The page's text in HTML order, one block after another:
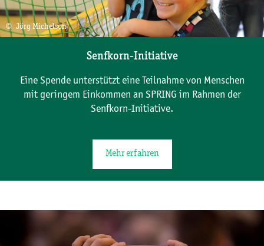
© Jörg Michelson
Senfkorn-Initiative
Eine Spende unterstützt eine Teilnahme von Menschen
mit geringem Einkommen an SPRING im Rahmen der
Senfkorn-Initiative.
Mehr erfahren